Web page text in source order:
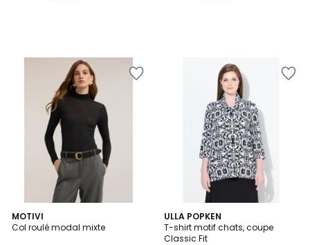
MOTIVI
Col roulé modal mixte
ULLA POPKEN
T-shirt motif chats, coupe
Classic Fit
2
Couleurs